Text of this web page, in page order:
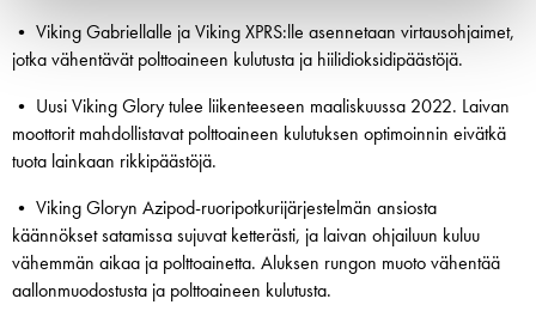
• Viking Gabriellalle ja Viking XPRS:lle asennetaan virtausohjaimet,
jotka vähentävät polttoaineen kulutusta ja hiilidioksidipäästöjä.
• Uusi Viking Glory tulee liikenteeseen maaliskuussa 2022. Laivan
moottorit mahdollistavat polttoaineen kulutuksen optimoinnin eivätkä
tuota lainkaan rikkipäästöjä.
• Viking Gloryn Azipod-ruoripotkurijärjestelmän ansiosta
käännökset satamissa sujuvat ketterästi, ja laivan ohjailuun kuluu
vähemmän aikaa ja polttoainetta. Aluksen rungon muoto vähentää
aallonmuodostusta ja polttoaineen kulutusta.